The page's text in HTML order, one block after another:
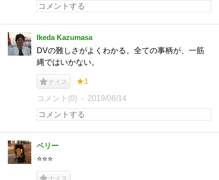
Ikeda Kazumasa
DVの難しさがよくわかる。全ての事柄が、一筋
縄ではいかない。
ナイス ★1
コメント(0) 2019/06/14
ベリー
⭐️⭐️⭐️
ナイス